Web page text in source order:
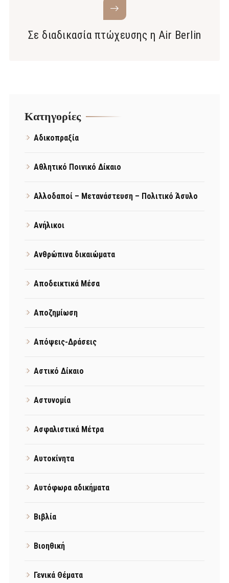
Σε διαδικασία πτώχευσης η Air Berlin
Kατηγορίες
Αδικοπραξία
Αθλητικό Ποινικό Δίκαιο
Αλλοδαποί – Μετανάστευση – Πολιτικό Άσυλο
Ανήλικοι
Ανθρώπινα δικαιώματα
Αποδεικτικά Μέσα
Αποζημίωση
Απόψεις-Δράσεις
Αστικό Δίκαιο
Αστυνομία
Ασφαλιστικά Μέτρα
Αυτοκίνητα
Αυτόφωρα αδικήματα
Βιβλία
Βιοηθική
Γενικά Θέματα